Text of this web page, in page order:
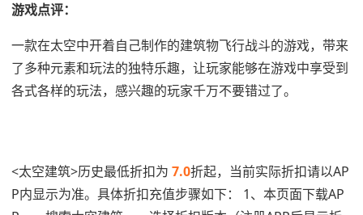
游戏点评：
一款在太空中开着自己制作的建筑物飞行战斗的游戏，带来
了多种元素和玩法的独特乐趣，让玩家能够在游戏中享受到
各式各样的玩法，感兴趣的玩家千万不要错过了。
<太空建筑>历史最低折扣为 7.0折起，当前实际折扣请以AP
P内显示为准。具体折扣充值步骤如下： 1、本页面下载AP